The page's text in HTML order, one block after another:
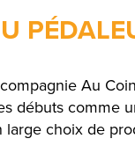
Au
débuts comme
large choix de